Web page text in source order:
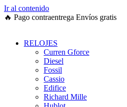
Ir al contenido
🔥 Pago contraentrega Envíos gratis
RELOJES
Curren Gforce
Diesel
Fossil
Cassio
Edifice
Richard Mille